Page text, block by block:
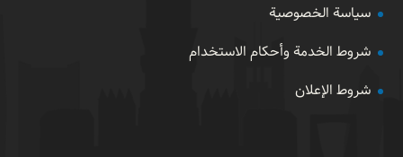
سياسة الخصوصية
شروط الخدمة وأحكام الاستخدام
شروط الإعلان